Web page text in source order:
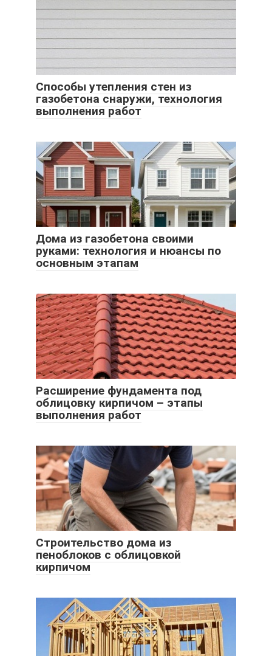
Способы утепления стен из
газобетона снаружи, технология
выполнения работ
Дома из газобетона своими
руками: технология и нюансы по
основным этапам
Расширение фундамента под
облицовку кирпичом – этапы
выполнения работ
Строительство дома из
пеноблоков с облицовкой
кирпичом